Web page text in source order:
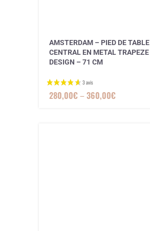
AMSTERDAM – PIED DE TABLE
CENTRAL EN METAL TRAPEZE
DESIGN – 71 CM
280,00€–360,00€